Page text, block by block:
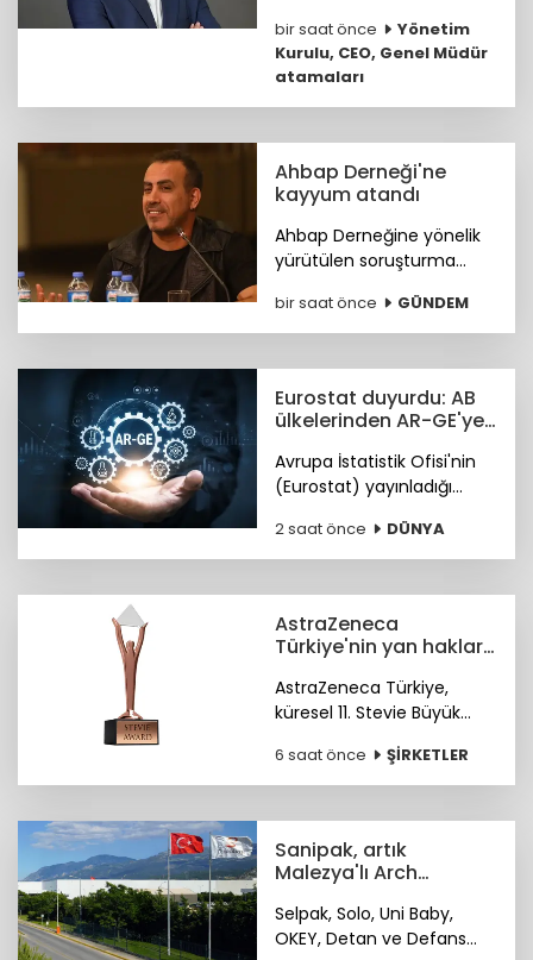
Kurul Toplantısı’nda
ortakların onayına
sunulmak üzere YK
Başkanı olarak atandı.
bir saat önce
Yönetim
Kurulu, CEO, Genel Müdür
atamaları
Ahbap Derneği'ne
kayyum atandı
Ahbap Derneğine yönelik
yürütülen soruşturma
yönetimine kayyum
atanmasına ve tüm
durdurulmasına karar
verildi.
bir saat önce GÜNDEM
Eurostat duyurdu: AB
ülkelerinden AR-GE'ye
Avrupa İstatistik Ofisi'nin
(Eurostat) yayınladığı
çapında AR-GE'ye yönelik
toplam kamu bütçe
2 saat önce DÜNYA
AstraZeneca
Türkiye'nin yan haklar
uluslararası ödül
AstraZeneca Türkiye,
küresel 11. Stevie Büyük
Bronz Stevie Ödülü'nün
sahibi oldu. Ödüller 28
6 saat önce ŞİRKETLER
Sanipak, artık
Malezya'lı Arch
Selpak, Solo, Uni Baby,
OKEY, Detan ve Defans